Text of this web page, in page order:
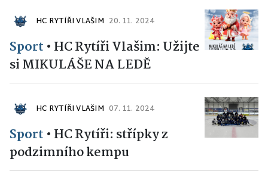
HC RYTÍŘI VLAŠIM 20. 11. 2024
Sport • HC Rytíři Vlašim: Užijte
si MIKULÁŠE NA LEDĚ
HC RYTÍŘI VLAŠIM 07. 11. 2024
Sport • HC Rytíři: střípky z
podzimního kempu